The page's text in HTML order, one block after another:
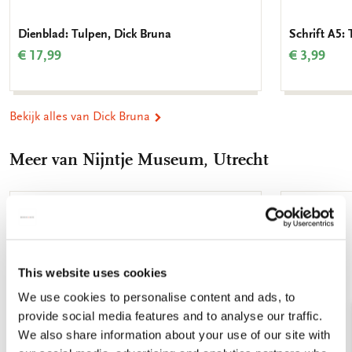
This website uses cookies
We use cookies to personalise content and ads, to
provide social media features and to analyse our traffic.
We also share information about your use of our site with
Dienblad: Tulpen, Dick Bruna
€ 17,99
Schrift A5:
€ 3,99
Bekijk alles van Dick Bruna
Meer van Nijntje Museum, Utrecht
Toevoegen